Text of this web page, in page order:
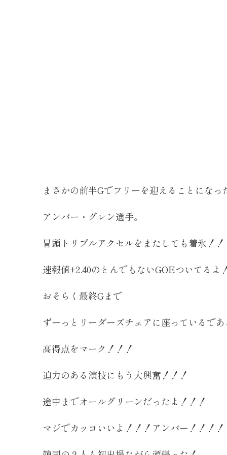
まさかの前半Gでフリーを迎えることになっ
アンバー・グレン選手。
冒頭トリプルアクセルをまたしても着氷！！
速報値+2.40のとんでもないGOEついてるよ
おそらく最終Gまで
ずーっとリーダーズチェアに座っているであ
高得点をマーク！！！
迫力のある演技にもう大興奮！！！
途中までオールグリーンだったよ！！！
マジでカッコいいよ！！！アンバー！！！！